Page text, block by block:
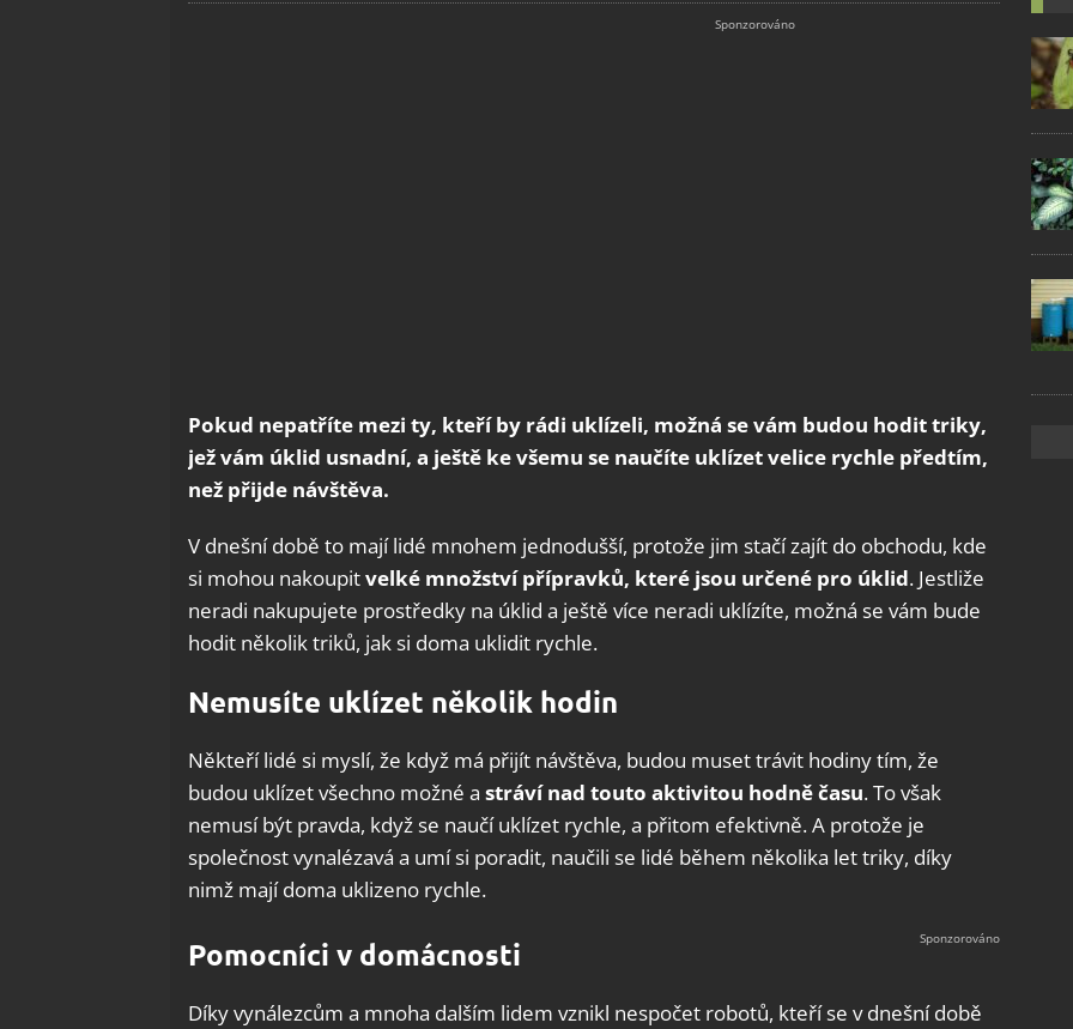
Pokud nepatříte mezi ty, kteří by rádi uklízeli, možná se vám budou hodit triky,
jež vám úklid usnadní, a ještě ke všemu se naučíte uklízet velice rychle předtím,
než přijde návštěva.
V dnešní době to mají lidé mnohem jednodušší, protože jim stačí zajít do obchodu, kde
si mohou nakoupitvelké množství přípravků, které jsou určené pro úklid. Jestliže
neradi nakupujete prostředky na úklid a ještě více neradi uklízíte, možná se vám bude
hodit několik triků, jak si doma uklidit rychle.
Nemusíte uklízet několik hodin
Někteří lidé si myslí, že když má přijít návštěva, budou muset trávit hodiny tím, že
budou uklízet všechno možné a stráví nad touto aktivitou hodně času. To však
nemusí být pravda, když se naučí uklízet rychle, a přitom efektivně. A protože je
společnost vynalézavá a umí si poradit, naučili se lidé během několika let triky, díky
nimž mají doma uklizeno rychle.
Pomocníci v domácnosti
Díky vynálezcům a mnoha dalším lidem vznikl nespočet robotů, kteří se v dnešní době